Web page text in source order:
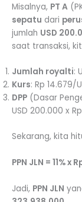
Misalnya, PT A
sepatu dari
jumlah USD
saat transaksi,
Jumlah royalti:
Kurs: Rp 14.679/
DPP (Dasar
USD 200.000 x
Sekarang, kita
PPN JLN = 11% x
Jadi, PPN JLN